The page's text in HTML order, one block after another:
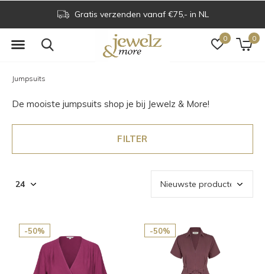
0 0
Gratis verzenden vanaf €75,- in NL
Jumpsuits
De mooiste jumpsuits shop je bij Jewelz & More!
FILTER
-50% -50%